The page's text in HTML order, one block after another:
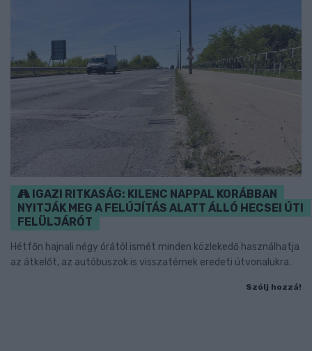
IGAZI RITKASÁG: KILENC NAPPAL KORÁBBAN
NYITJÁK MEG A FELÚJÍTÁS ALATT ÁLLÓ HECSEI ÚTI
FELÜLJÁRÓT
Hétfőn hajnali négy órától ismét minden közlekedő használhatja
az átkelőt, az autóbuszok is visszatérnek eredeti útvonalukra.
Szólj hozzá!